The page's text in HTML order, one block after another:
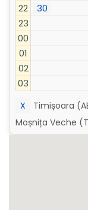
22
30
23
00
01
02
03
X
Timișoara
Moșnița Veche